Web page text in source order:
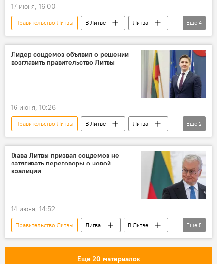
17 июня, 16:00
Правительство Литвы В Литве
Литва
Политика
Сейм Литвы
депутаты
Еще 4
Лидер соцдемов объявил о решении
возглавить правительство Литвы
16 июня, 10:26
Правительство Литвы В Литве
Литва
Перемены в правящей коалиции
Миндаугас Синкявичюс
Еще 2
Глава Литвы призвал соцдемов не
затягивать переговоры о новой
коалиции
14 июня, 14:52
Правительство Литвы Литва
В Литве
Политика
Гитанас Науседа
Еще 5
Еще 20 материалов